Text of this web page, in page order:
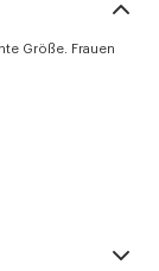
Größe. Frauen